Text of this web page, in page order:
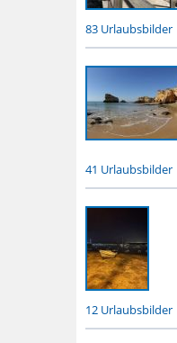
83 Urlaubsbilder
41 Urlaubsbilder
12 Urlaubsbilder